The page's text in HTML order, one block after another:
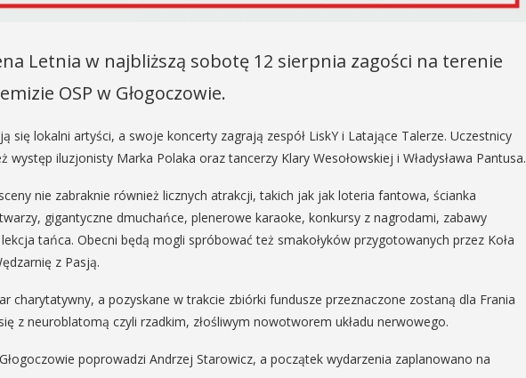
Letnia w najbliższą sobotę 12 sierpnia zagości na terenie
OSP w Głogoczowie.
się lokalni artyści, a swoje koncerty zagrają zespół LiskY i Latające Talerze. Uczestnicy
występ iluzjonisty Marka Polaka oraz tancerzy Klary Wesołowskiej i Władysława Pantusa.
nie zabraknie również licznych atrakcji, takich jak jak loteria fantowa, ścianka
gigantyczne dmuchańce, plenerowe karaoke, konkursy z nagrodami, zabawy
tańca. Obecni będą mogli spróbować też smakołyków przygotowanych przez Koła
z Pasją.
charytatywny, a pozyskane w trakcie zbiórki fundusze przeznaczone zostaną dla Frania
z neuroblatomą czyli rzadkim, złośliwym nowotworem układu nerwowego.
poprowadzi Andrzej Starowicz, a początek wydarzenia zaplanowano na